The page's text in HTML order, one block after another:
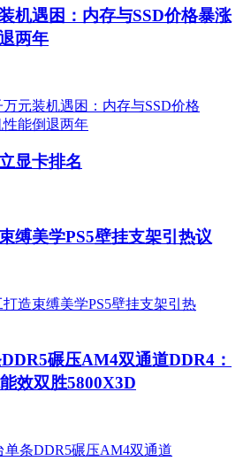
机遇困：内存与SSD价格暴涨
两年
显卡排名
缚美学PS5壁挂支架引热议
碾压AM4双通道DDR4：
效双胜5800X3D